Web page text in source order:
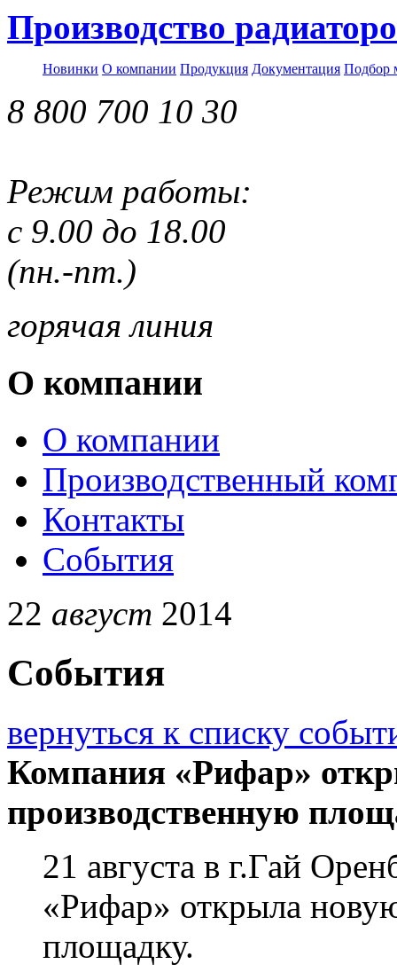
Производство
Новинки О компании Продукция Документация Подбор
8 800 700 10 30
Режим работы:
с 9.00 до 18.00
(пн.-пт.)
горячая линия
О компании
О компании
Производственный
Контакты
События
22 август 2014
События
вернуться к списку
Компания «Рифар»
производственную
21 августа в г.Гай
«Рифар» открыла
площадку.